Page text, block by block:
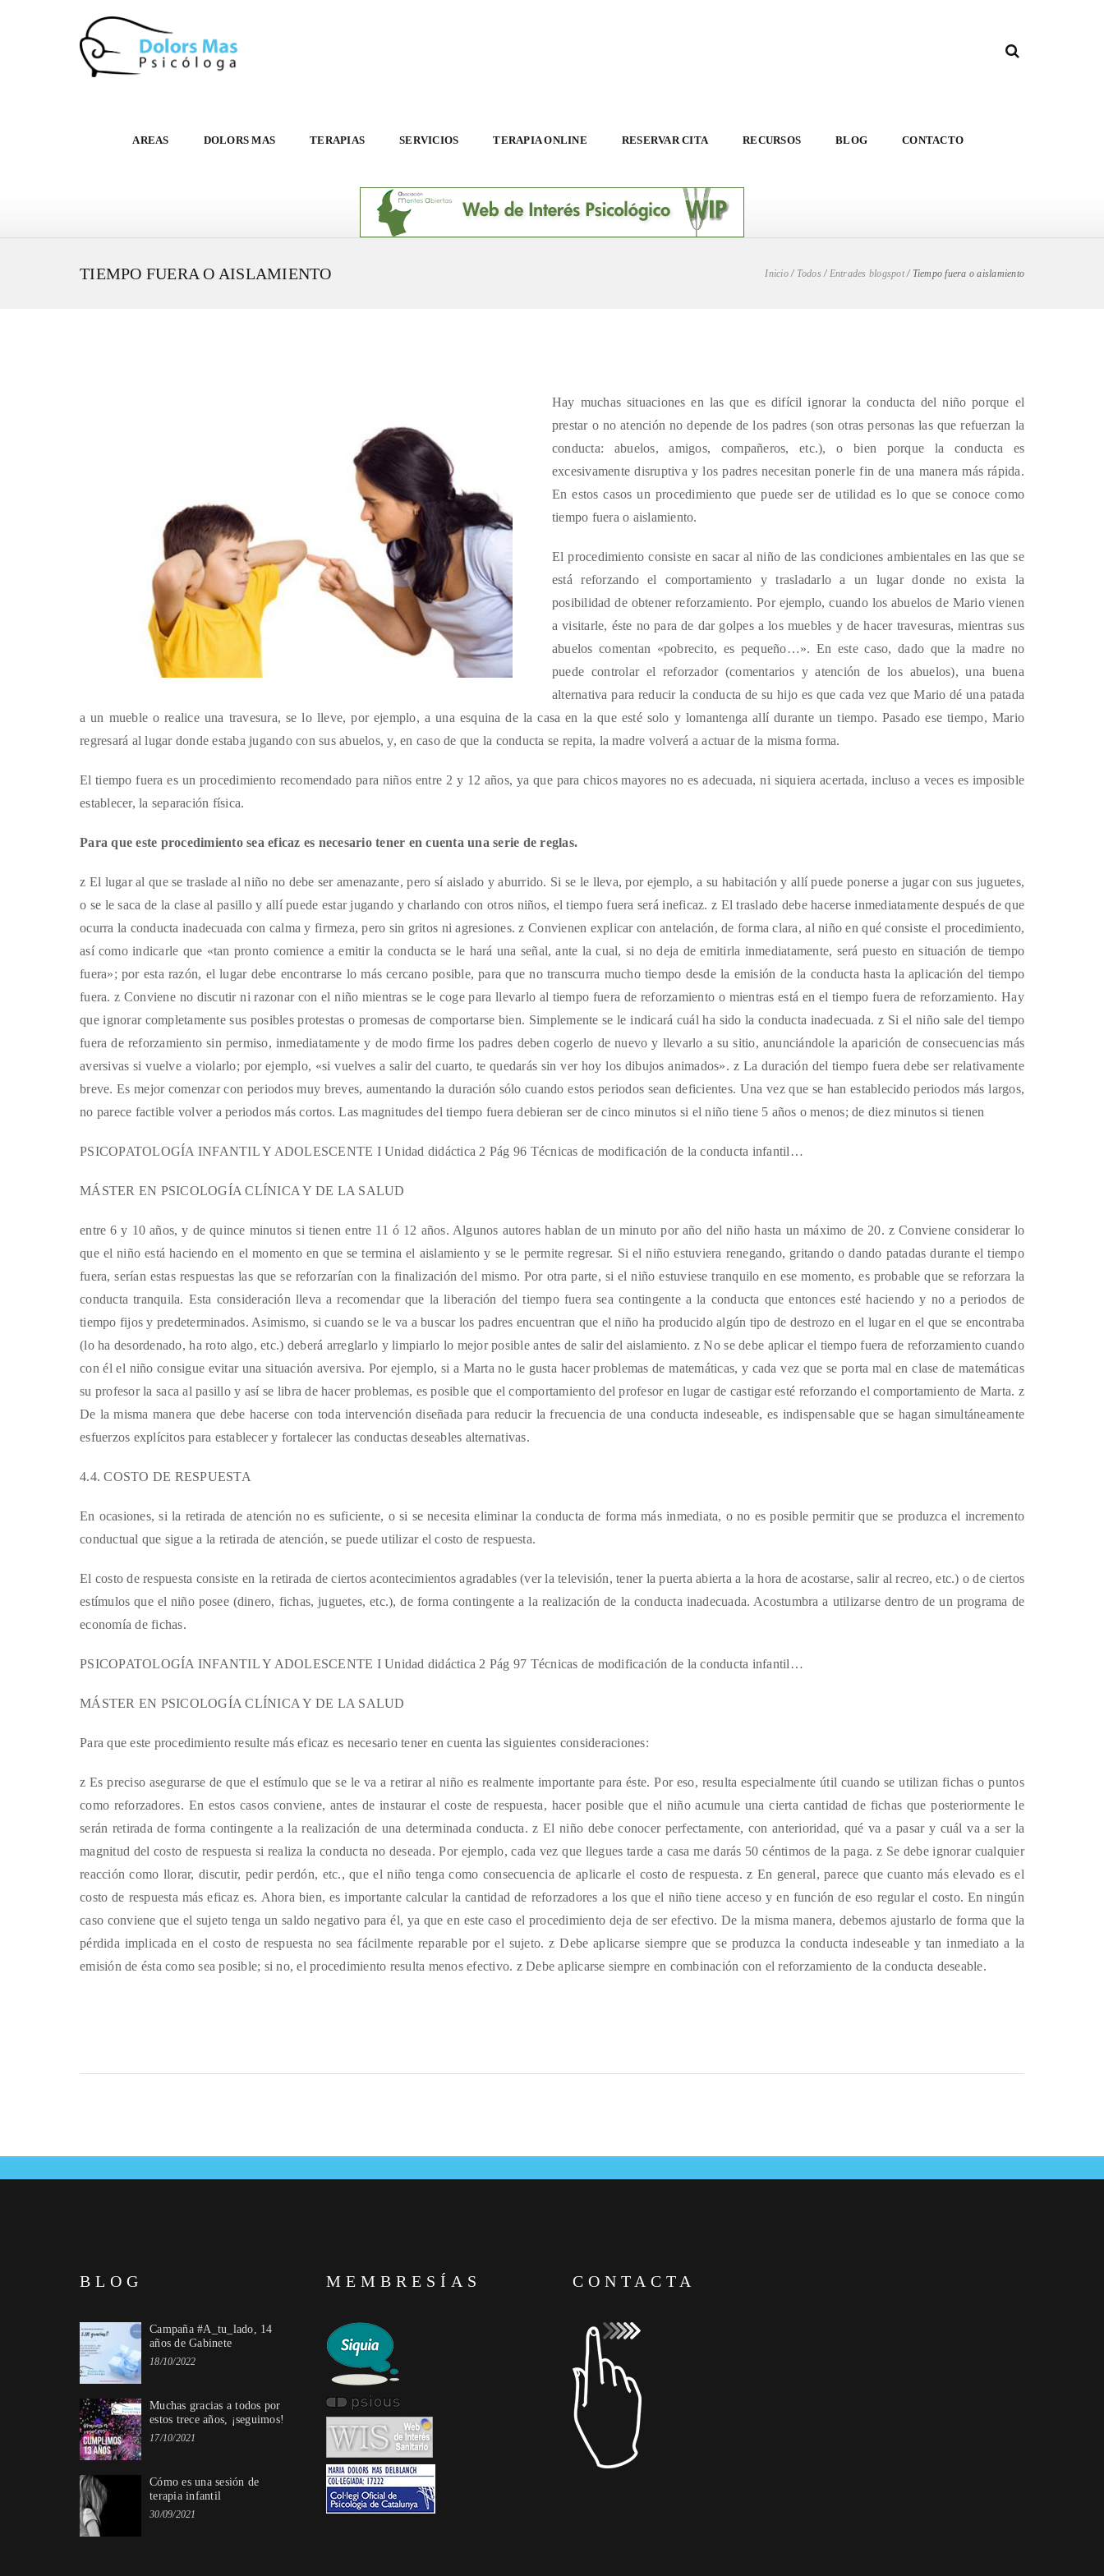
AREAS DOLORS MAS TERAPIAS SERVICIOS TERAPIA ONLINE RESERVAR CITA RECURSOS BLOG CONTACTO
Inicio/ Todos / Entrades blogspot/ Tiempo fuera o aislamiento
TIEMPO FUERA O AISLAMIENTO
Hay muchas situaciones en las que es difícil ignorar la conducta del niño porque el
prestar o no atención no depende de los padres (son otras personas las que refuerzan la
conducta: abuelos, amigos, compañeros, etc.), o bien porque la conducta es
excesivamente disruptiva y los padres necesitan ponerle fin de una manera más rápida.
En estos casos un procedimiento que puede ser de utilidad es lo que se conoce como
tiempo fuera o aislamiento.
El procedimiento consiste en sacar al niño de las condiciones ambientales en las que se
está reforzando el comportamiento y trasladarlo a un lugar donde no exista la
posibilidad de obtener reforzamiento. Por ejemplo, cuando los abuelos de Mario vienen
a visitarle, éste no para de dar golpes a los muebles y de hacer travesuras, mientras sus
abuelos comentan «pobrecito, es pequeño…». En este caso, dado que la madre no
puede controlar el reforzador (comentarios y atención de los abuelos), una buena
alternativa para reducir la conducta de su hijo es que cada vez que Mario dé una patada
a un mueble o realice una travesura, se lo lleve, por ejemplo, a una esquina de la casa en la que esté solo y lomantenga allí durante un tiempo. Pasado ese tiempo, Mario
regresará al lugar donde estaba jugando con sus abuelos, y, en caso de que la conducta se repita, la madre volverá a actuar de la misma forma.
El tiempo fuera es un procedimiento recomendado para niños entre 2 y 12 años, ya que para chicos mayores no es adecuada, ni siquiera acertada, incluso a veces es imposible
establecer, la separación física.
Para que este procedimiento sea eficaz es necesario tener en cuenta una serie de reglas.
z El lugar al que se traslade al niño no debe ser amenazante, pero sí aislado y aburrido. Si se le lleva, por ejemplo, a su habitación y allí puede ponerse a jugar con sus juguetes,
o se le saca de la clase al pasillo y allí puede estar jugando y charlando con otros niños, el tiempo fuera será ineficaz. z El traslado debe hacerse inmediatamente después de que
ocurra la conducta inadecuada con calma y firmeza, pero sin gritos ni agresiones. z Convienen explicar con antelación, de forma clara, al niño en qué consiste el procedimiento,
así como indicarle que «tan pronto comience a emitir la conducta se le hará una señal, ante la cual, si no deja de emitirla inmediatamente, será puesto en situación de tiempo
fuera»; por esta razón, el lugar debe encontrarse lo más cercano posible, para que no transcurra mucho tiempo desde la emisión de la conducta hasta la aplicación del tiempo
fuera. z Conviene no discutir ni razonar con el niño mientras se le coge para llevarlo al tiempo fuera de reforzamiento o mientras está en el tiempo fuera de reforzamiento. Hay
que ignorar completamente sus posibles protestas o promesas de comportarse bien. Simplemente se le indicará cuál ha sido la conducta inadecuada. z Si el niño sale del tiempo
fuera de reforzamiento sin permiso, inmediatamente y de modo firme los padres deben cogerlo de nuevo y llevarlo a su sitio, anunciándole la aparición de consecuencias más
aversivas si vuelve a violarlo; por ejemplo, «si vuelves a salir del cuarto, te quedarás sin ver hoy los dibujos animados». z La duración del tiempo fuera debe ser relativamente
breve. Es mejor comenzar con periodos muy breves, aumentando la duración sólo cuando estos periodos sean deficientes. Una vez que se han establecido periodos más largos,
no parece factible volver a periodos más cortos. Las magnitudes del tiempo fuera debieran ser de cinco minutos si el niño tiene 5 años o menos; de diez minutos si tienen
PSICOPATOLOGÍA INFANTIL Y ADOLESCENTE I Unidad didáctica 2 Pág 96 Técnicas de modificación de la conducta infantil…
MÁSTER EN PSICOLOGÍA CLÍNICA Y DE LA SALUD
entre 6 y 10 años, y de quince minutos si tienen entre 11 ó 12 años. Algunos autores hablan de un minuto por año del niño hasta un máximo de 20. z Conviene considerar lo
que el niño está haciendo en el momento en que se termina el aislamiento y se le permite regresar. Si el niño estuviera renegando, gritando o dando patadas durante el tiempo
fuera, serían estas respuestas las que se reforzarían con la finalización del mismo. Por otra parte, si el niño estuviese tranquilo en ese momento, es probable que se reforzara la
conducta tranquila. Esta consideración lleva a recomendar que la liberación del tiempo fuera sea contingente a la conducta que entonces esté haciendo y no a periodos de
tiempo fijos y predeterminados. Asimismo, si cuando se le va a buscar los padres encuentran que el niño ha producido algún tipo de destrozo en el lugar en el que se encontraba
(lo ha desordenado, ha roto algo, etc.) deberá arreglarlo y limpiarlo lo mejor posible antes de salir del aislamiento. z No se debe aplicar el tiempo fuera de reforzamiento cuando
con él el niño consigue evitar una situación aversiva. Por ejemplo, si a Marta no le gusta hacer problemas de matemáticas, y cada vez que se porta mal en clase de matemáticas
su profesor la saca al pasillo y así se libra de hacer problemas, es posible que el comportamiento del profesor en lugar de castigar esté reforzando el comportamiento de Marta. z
De la misma manera que debe hacerse con toda intervención diseñada para reducir la frecuencia de una conducta indeseable, es indispensable que se hagan simultáneamente
esfuerzos explícitos para establecer y fortalecer las conductas deseables alternativas.
4.4. COSTO DE RESPUESTA
En ocasiones, si la retirada de atención no es suficiente, o si se necesita eliminar la conducta de forma más inmediata, o no es posible permitir que se produzca el incremento
conductual que sigue a la retirada de atención, se puede utilizar el costo de respuesta.
El costo de respuesta consiste en la retirada de ciertos acontecimientos agradables (ver la televisión, tener la puerta abierta a la hora de acostarse, salir al recreo, etc.) o de ciertos
estímulos que el niño posee (dinero, fichas, juguetes, etc.), de forma contingente a la realización de la conducta inadecuada. Acostumbra a utilizarse dentro de un programa de
economía de fichas.
PSICOPATOLOGÍA INFANTIL Y ADOLESCENTE I Unidad didáctica 2 Pág 97 Técnicas de modificación de la conducta infantil…
MÁSTER EN PSICOLOGÍA CLÍNICA Y DE LA SALUD
Para que este procedimiento resulte más eficaz es necesario tener en cuenta las siguientes consideraciones:
z Es preciso asegurarse de que el estímulo que se le va a retirar al niño es realmente importante para éste. Por eso, resulta especialmente útil cuando se utilizan fichas o puntos
como reforzadores. En estos casos conviene, antes de instaurar el coste de respuesta, hacer posible que el niño acumule una cierta cantidad de fichas que posteriormente le
serán retirada de forma contingente a la realización de una determinada conducta. z El niño debe conocer perfectamente, con anterioridad, qué va a pasar y cuál va a ser la
magnitud del costo de respuesta si realiza la conducta no deseada. Por ejemplo, cada vez que llegues tarde a casa me darás 50 céntimos de la paga. z Se debe ignorar cualquier
reacción como llorar, discutir, pedir perdón, etc., que el niño tenga como consecuencia de aplicarle el costo de respuesta. z En general, parece que cuanto más elevado es el
costo de respuesta más eficaz es. Ahora bien, es importante calcular la cantidad de reforzadores a los que el niño tiene acceso y en función de eso regular el costo. En ningún
caso conviene que el sujeto tenga un saldo negativo para él, ya que en este caso el procedimiento deja de ser efectivo. De la misma manera, debemos ajustarlo de forma que la
pérdida implicada en el costo de respuesta no sea fácilmente reparable por el sujeto. z Debe aplicarse siempre que se produzca la conducta indeseable y tan inmediato a la
emisión de ésta como sea posible; si no, el procedimiento resulta menos efectivo. z Debe aplicarse siempre en combinación con el reforzamiento de la conducta deseable.
BLOG
Campaña #A_tu_lado, 14
años de Gabinete
18/10/2022
Muchas gracias a todos por
estos trece años, ¡seguimos!
17/10/2021
Cómo es una sesión de
terapia infantil
30/09/2021
MEMBRESÍAS CONTACTA